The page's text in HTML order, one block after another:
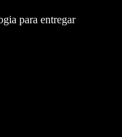
para entregar